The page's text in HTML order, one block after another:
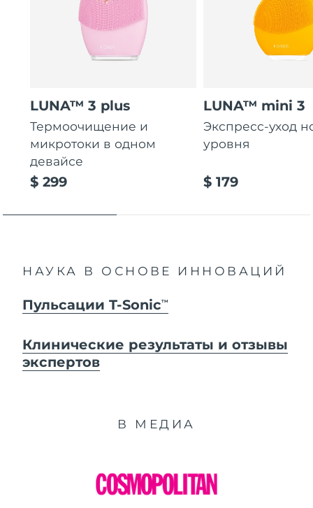
LUNA™ 3 plus
Термоочищение и
микротоки в одном
девайсе
$ 299
LUNA™ mini 3
Экспресс-уход
уровня
$ 179
НАУКА В ОСНОВЕ ИННОВАЦИЙ
Пульсации T-SonicTM
Клинические результаты и отзывы
экспертов
В МЕДИА